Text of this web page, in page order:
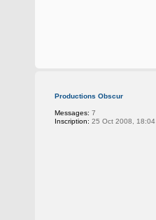
Productions Obscur
Messages: 7
Inscription: 25 Oct 2008, 18:04